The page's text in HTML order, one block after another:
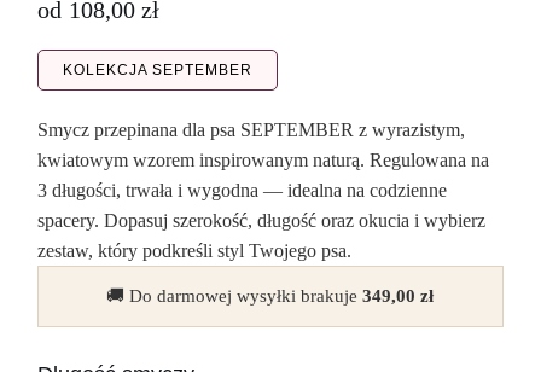
od 108,00 zł
KOLEKCJA SEPTEMBER
Smycz przepinana dla psa SEPTEMBER z wyrazistym,
kwiatowym wzorem inspirowanym naturą. Regulowana na
3 długości, trwała i wygodna — idealna na codzienne
spacery. Dopasuj szerokość, długość oraz okucia i wybierz
zestaw, który podkreśli styl Twojego psa.
🚚 Do darmowej wysyłki brakuje349,00zł